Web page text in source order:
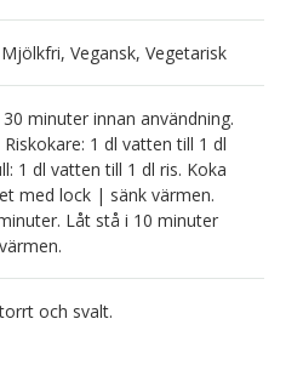
Vegansk, Vegetarisk
minuter innan användning.
1 dl vatten till 1 dl
1 dl vatten till 1 dl ris. Koka
med lock | sänk värmen.
Låt stå i 10 minuter
och svalt.